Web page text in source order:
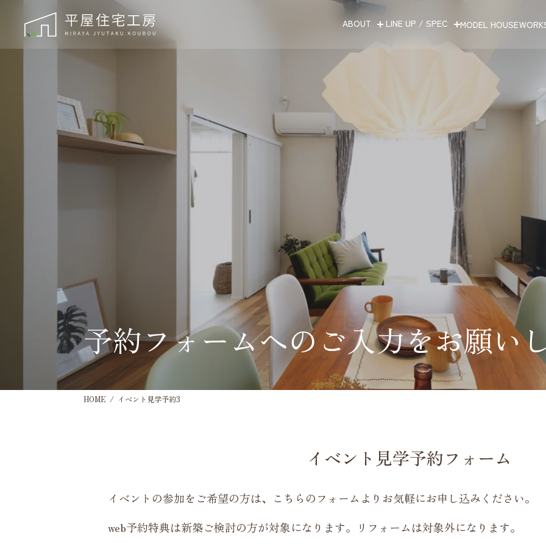
ABOUT LINE UP / SPEC MODEL HOUSE
予約フォームへのご入力をお願い
HOME イベント見学予約3
イベント見学予約フォーム
イベントの参加をご希望の方は、こちらのフォームよりお気軽にお申し込みください。
web予約特典は新築ご検討の方が対象になります。リフォームは対象外になります。